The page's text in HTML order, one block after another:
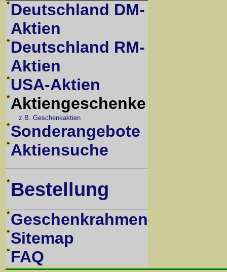
Deutschland DM-
Aktien
Deutschland RM-
Aktien
USA-Aktien
Aktiengeschenke
z.B. Geschenkaktien
Sonderangebote
Aktiensuche
Bestellung
Geschenkrahmen
Sitemap
FAQ